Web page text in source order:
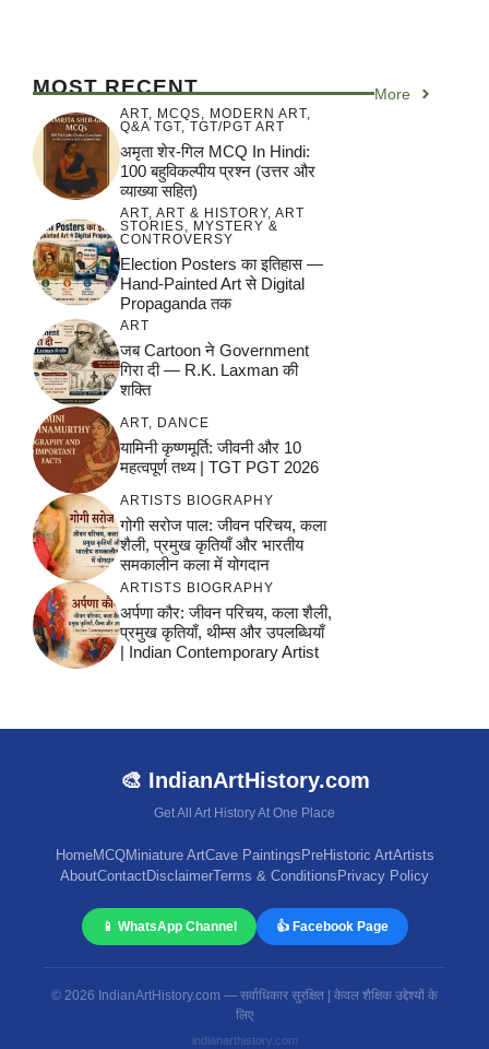
MOST RECENT More
ART MCQS MODERN ART
Q&A TGT TGT/PGT ART
अमृता शेर-गिल MCQ In Hindi:
100 बहुविकल्पीय प्रश्न (उत्तर और
व्याख्या सहित)
ART ART & HISTORY, ART
STORIES
MYSTERY &
CONTROVERSY
Election Posters का इतिहास —
Hand-Painted Art से Digital
Propaganda तक
ART
जब Cartoon ने Government
गिरा दी — R.K. Laxman की
शक्ति
ART, DANCE
यामिनी कृष्णमूर्ति: जीवनी और 10
महत्वपूर्ण तथ्य | TGT PGT 2026
ARTISTS BIOGRAPHY
गोगी सरोज पाल: जीवन परिचय, कला
शैली, प्रमुख कृतियाँ और भारतीय
समकालीन कला में योगदान
ARTISTS BIOGRAPHY
अर्पणा कौर: जीवन परिचय, कला शैली,
प्रमुख कृतियाँ, थीम्स और उपलब्धियाँ
| Indian Contemporary Artist
🎨 IndianArtHistory.com
Get All Art History At One Place
HomeMCQMiniature ArtCave Paintings PreHistoric ArtArtists
AboutContactDisclaimerTerms & Conditions Privacy Policy
📱 WhatsApp Channel 👍 Facebook Page
© 2026 IndianArtHistory.com — सर्वाधिकार सुरक्षित | केवल शैक्षिक उद्देश्यों के
लिए
indianarthistory.com